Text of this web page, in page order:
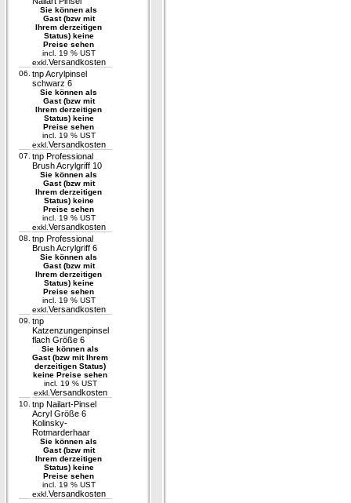
Sie können als
Gast (bzw mit
Ihrem derzeitigen
Status) keine
Preise sehen
incl. 19 % UST
exkl. Versandkosten
06. tnp Acrylpinsel
schwarz 6
Sie können als
Gast (bzw mit
Ihrem derzeitigen
Status) keine
Preise sehen
incl. 19 % UST
exkl. Versandkosten
07. tnp Professional
Brush Acrylgriff 10
Sie können als
Gast (bzw mit
Ihrem derzeitigen
Status) keine
Preise sehen
incl. 19 % UST
exkl. Versandkosten
08. tnp Professional
Brush Acrylgriff 6
Sie können als
Gast (bzw mit
Ihrem derzeitigen
Status) keine
Preise sehen
incl. 19 % UST
exkl. Versandkosten
09. tnp
Katzenzungenpinsel
flach Größe 6
Sie können als
Gast (bzw mit Ihrem
derzeitigen Status)
keine Preise sehen
incl. 19 % UST
exkl. Versandkosten
10. tnp Nailart-Pinsel
Acryl Größe 6
Kolinsky-
Rotmarderhaar
Sie können als
Gast (bzw mit
Ihrem derzeitigen
Status) keine
Preise sehen
incl. 19 % UST
exkl. Versandkosten